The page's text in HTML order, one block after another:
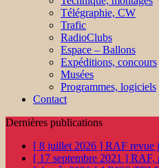
Télégraphie, CW
Trafic
RadioClubs
Espace – Ballons
Expéditions, concours
Musées
Programmes, logiciels
Contact
Dernières publications
[ 8 juillet 2026 ] RAF revue
[ 17 septembre 2021 ] RAF,